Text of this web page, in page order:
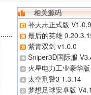
相关源码
补天志正式版 V1.0.9
最后的英雄
紫青双剑 v1.0.0
Sniper3D国际服
火星电力工业豪华
太空刑警3 1.3.14
梦想足球安卓版